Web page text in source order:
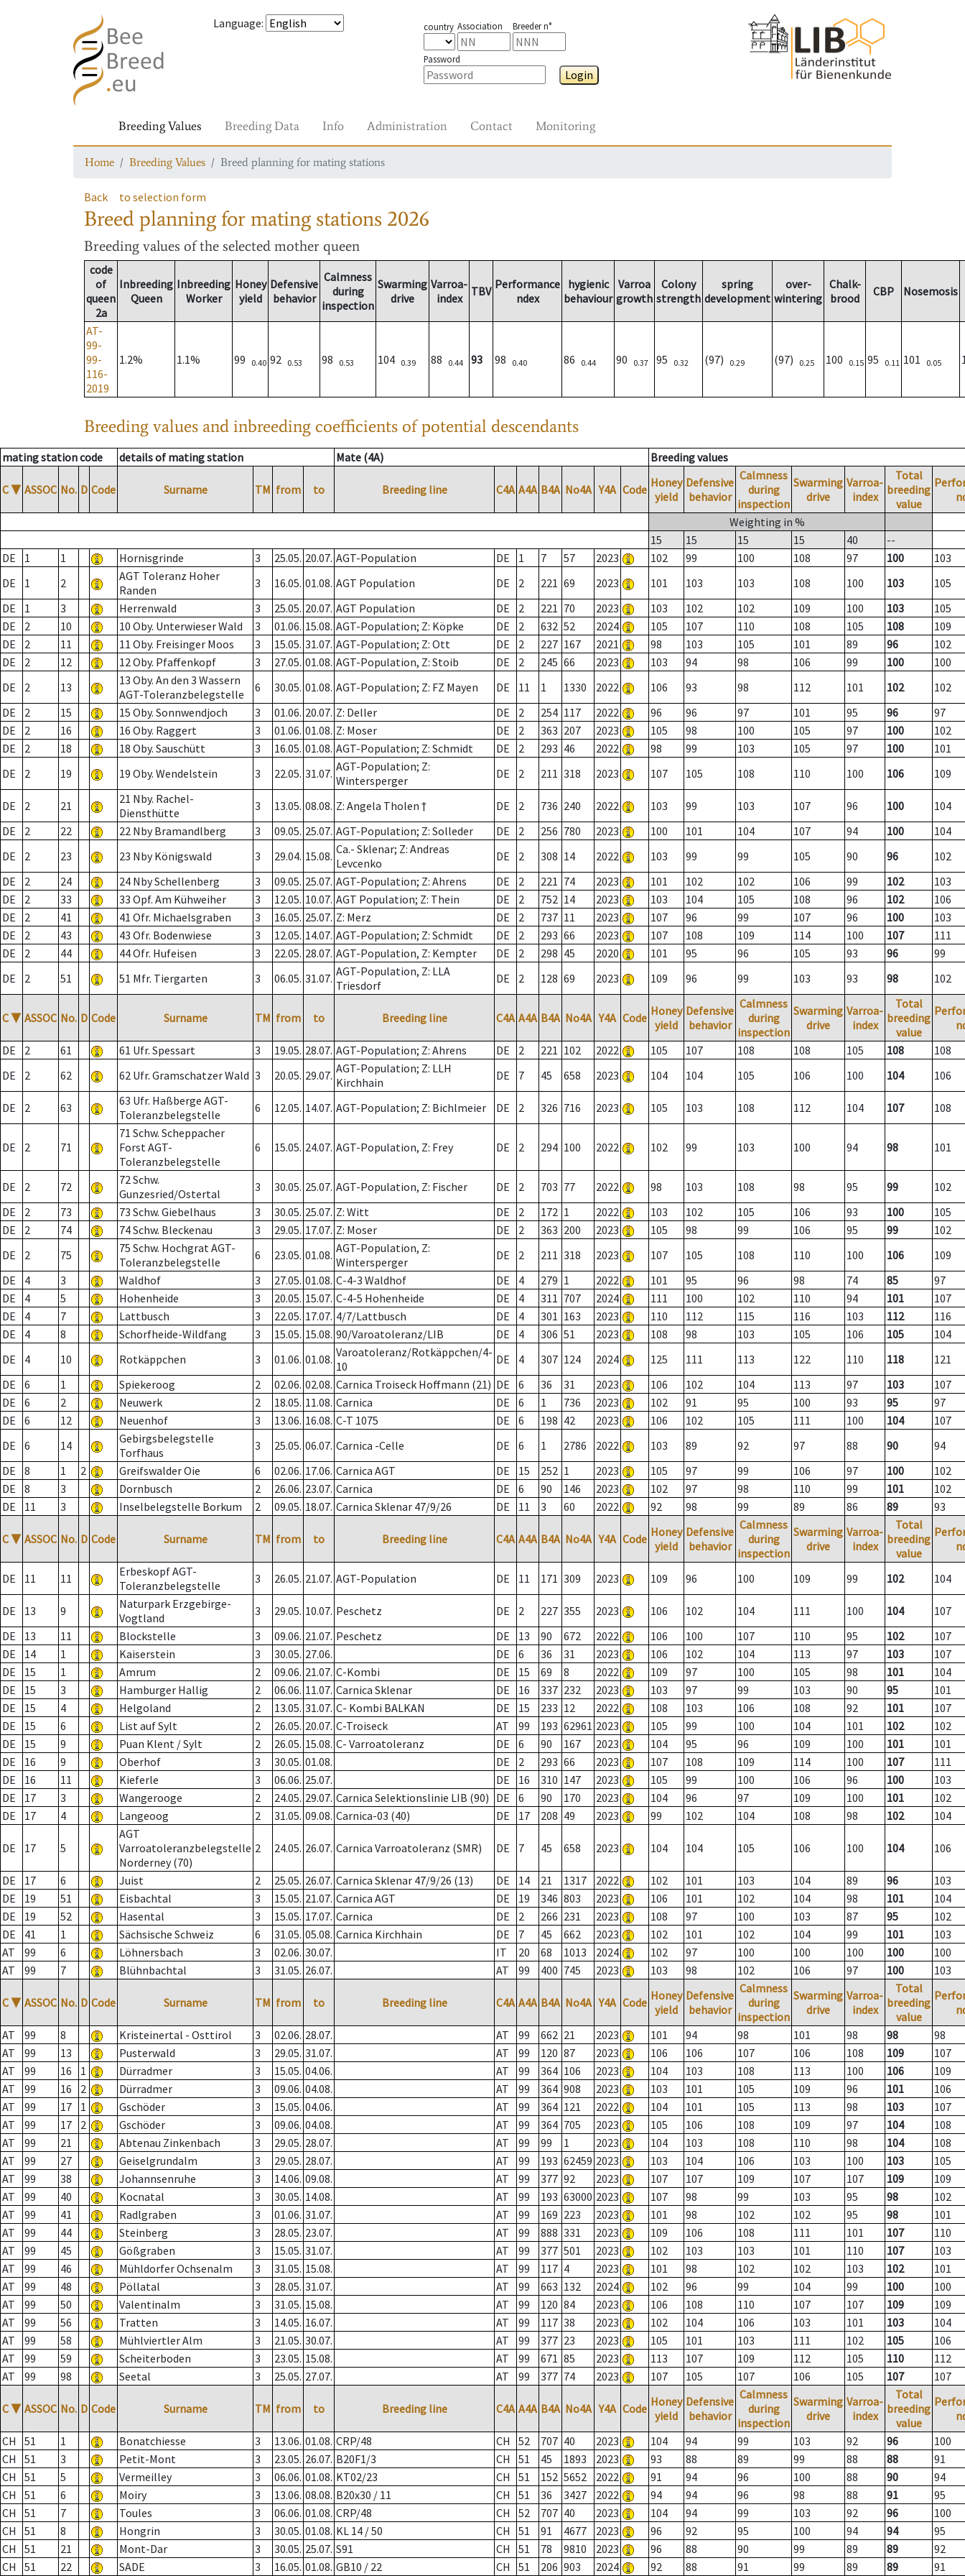
Language: country Association Breeder n°
Password
Login
Breeding Values Breeding Data Info Administration Contact Monitoring
Home Breeding Values Breed planning for mating stations
Back to selection form
Breed planning for mating stations 2026
Breeding values of the selected mother queen
code
of
queen
2a
Inbreeding
Queen
Inbreeding
Worker
Honey
yield
Defensive
behavior
Calmness
during
inspection
Swarming
drive
Varroa-
index
TBV Performance
ndex
hygienic
behaviour
Varroa
growth
Colony
strength
spring
development
over-
wintering
Chalk-
brood
CBP Nosemosis
AT-
99-
99-
116-
2019
1.2% 1.1% 99 0.40 92 0.53 98 0.53 104 0.39 88 0.44 93 98 0.40 86 0.44 90 0.37 95 0.32 (97) 0.29 (97) 0.25 100 0.15 95 0.11 101 0.05
Breeding values and inbreeding coefficients of potential descendants
mating station code details of mating station Mate (4A) Breeding values
C ▼ ASSOC No. D Code Surname TM from to Breeding line C4A A4A B4A No4A Y4A Code Honey
yield
Defensive
behavior
Calmness
during
inspection
Swarming
drive
Varroa-
index
Total
breeding
value
Weighting in %
15
15 15 15 40
--
DE
1 1 Hornisgrinde 3 25.05. 20.07. AGT-Population DE 1 7 57 2023 102 99 100 108 97 100
103
DE
1 2
AGT Toleranz Hoher
Randen
3 16.05. 01.08. AGT Population DE 2 221 69 2023 101 103 103 108 100 103
105
DE
1 3 Herrenwald 3 25.05. 20.07. AGT Population DE 2 221 70 2023 103 102 102 109 100 103
105
DE
2 10 10 Oby. Unterwieser Wald 3 01.06. 15.08. AGT-Population; Z: Köpke DE 2 632 52 2024 105 107 110 108 105 108
109
DE
2 11 11 Oby. Freisinger Moos 3 15.05. 31.07. AGT-Population; Z: Ott DE 2 227 167 2021 98 103 105 101 89 96
102
DE
2 12 12 Oby. Pfaffenkopf 3 27.05. 01.08. AGT-Population, Z: Stoib DE 2 245 66 2023 103 94 98 106 99 100
100
DE
2 13
13 Oby. An den 3 Wassern
AGT-Toleranzbelegstelle
6 30.05. 01.08. AGT-Population; Z: FZ Mayen DE 11 1 1330 2022 106 93 98 112 101 102
102
DE
2 15 15 Oby. Sonnwendjoch 3 01.06. 20.07. Z: Deller DE 2 254 117 2022 96 96 97 101 95 96
97
DE
2 16 16 Oby. Raggert 3 01.06. 01.08. Z: Moser DE 2 363 207 2023 105 98 100 105 97 100
102
DE
2 18 18 Oby. Sauschütt 3 16.05. 01.08. AGT-Population; Z: Schmidt DE 2 293 46 2022 98 99 103 105 97 100
101
DE
2 19 19 Oby. Wendelstein 3 22.05. 31.07. AGT-Population; Z:
Wintersperger
DE 2 211 318 2023 107 105 108 110 100 106 109
DE 2 21
21 Nby. Rachel-
Diensthütte
3 13.05. 08.08. Z: Angela Tholen † DE 2 736 240 2022 103 99 103 107 96 100
104
DE
2 22 22 Nby Bramandlberg 3 09.05. 25.07. AGT-Population; Z: Solleder DE 2 256 780 2023 100 101 104 107 94 100
104
DE
2 23 23 Nby Königswald 3 29.04. 15.08. Ca.- Sklenar; Z: Andreas
Levcenko
DE 2 308 14 2022 103 99 99 105 90 96
102
DE
2 24 24 Nby Schellenberg 3 09.05. 25.07. AGT-Population; Z: Ahrens DE 2 221 74 2023 101 102 102 106 99 102
103
DE
2 33 33 Opf. Am Kühweiher 3 12.05. 10.07. AGT Population; Z: Thein DE 2 752 14 2023 103 104 105 108 96 102
106
DE
2 41 41 Ofr. Michaelsgraben 3 16.05. 25.07. Z: Merz DE 2 737 11 2023 107 96 99 107 96 100
103
DE
2 43 43 Ofr. Bodenwiese 3 12.05. 14.07. AGT-Population; Z: Schmidt DE 2 293 66 2023 107 108 109 114 100 107
111
DE
2 44 44 Ofr. Hufeisen 3 22.05. 28.07. AGT-Population, Z: Kempter DE 2 298 45 2020 101 95 96 105 93 96
99
DE
2 51 51 Mfr. Tiergarten 3 06.05. 31.07. AGT-Population, Z: LLA
Triesdorf
DE 2 128 69 2023 109 96 99 103 93 98 102
C ▼ ASSOC No. D Code Surname TM from to Breeding line C4A A4A B4A No4A Y4A Code Honey
yield
Defensive
behavior
Calmness
during
inspection
Swarming
drive
Varroa-
index
Total
breeding
value
DE
2 61 61 Ufr. Spessart 3 19.05. 28.07. AGT-Population; Z: Ahrens DE 2 221 102 2022 105 107 108 108 105 108
108
DE
2 62 62 Ufr. Gramschatzer Wald 3 20.05. 29.07. AGT-Population; Z: LLH
Kirchhain
DE 7 45 658 2023 104 104 105 106 100 104 106
DE 2 63
63 Ufr. Haßberge AGT-
Toleranzbelegstelle
6 12.05. 14.07. AGT-Population; Z: Bichlmeier DE 2 326 716 2023 105 103 108 112 104 107 108
DE 2 71
71 Schw. Scheppacher
Forst AGT-
Toleranzbelegstelle
6 15.05. 24.07. AGT-Population, Z: Frey DE 2 294 100 2022 102 99 103 100 94 98 101
DE 2 72
72 Schw.
Gunzesried/Ostertal
3 30.05. 25.07. AGT-Population, Z: Fischer DE 2 703 77 2022 98 103 108 98 95 99
102
DE
2 73 73 Schw. Giebelhaus 3 30.05. 25.07. Z: Witt DE 2 172 1 2022 103 102 105 106 93 100
105
DE
2 74 74 Schw. Bleckenau 3 29.05. 17.07. Z: Moser DE 2 363 200 2023 105 98 99 106 95 99
102
DE
2 75
75 Schw. Hochgrat AGT-
Toleranzbelegstelle
6 23.05. 01.08. AGT-Population, Z:
Wintersperger
DE 2 211 318 2023 107 105 108 110 100 106
109
DE
4 3 Waldhof 3 27.05. 01.08. C-4-3 Waldhof DE 4 279 1 2022 101 95 96 98 74 85
97
DE
4 5 Hohenheide 3 20.05. 15.07. C-4-5 Hohenheide DE 4 311 707 2024 111 100 102 110 94 101
107
DE
4 7 Lattbusch 3 22.05. 17.07. 4/7/Lattbusch DE 4 301 163 2023 110 112 115 116 103 112
116
DE
4 8 Schorfheide-Wildfang 3 15.05. 15.08. 90/Varoatoleranz/LIB DE 4 306 51 2023 108 98 103 105 106 105
104
DE
4 10 Rotkäppchen 3 01.06. 01.08. Varoatoleranz/Rotkäppchen/4-
10
DE 4 307 124 2024 125 111 113 122 110 118
121
DE
6 1 Spiekeroog 2 02.06. 02.08. Carnica Troiseck Hoffmann (21) DE 6 36 31 2023 106 102 104 113 97 103
107
DE
6 2 Neuwerk 2 18.05. 11.08. Carnica DE 6 1 736 2023 102 91 95 100 93 95
97
DE
6 12 Neuenhof 3 13.06. 16.08. C-T 1075 DE 6 198 42 2023 106 102 105 111 100 104
107
DE
6 14
Gebirgsbelegstelle
Torfhaus
3 25.05. 06.07. Carnica -Celle DE 6 1 2786 2022 103 89 92 97 88 90
94
DE
8 1 2 Greifswalder Oie 6 02.06. 17.06. Carnica AGT DE 15 252 1 2023 105 97 99 106 97 100
102
DE
8 3 Dornbusch 2 26.06. 23.07. Carnica DE 6 90 146 2023 102 97 98 110 99 101
102
DE
11 3 Inselbelegstelle Borkum 2 09.05. 18.07. Carnica Sklenar 47/9/26 DE 11 3 60 2022 92 98 99 89 86 89 93
C ▼ ASSOC No. D Code Surname TM from to Breeding line C4A A4A B4A No4A Y4A Code Honey
yield
Defensive
behavior
Calmness
during
inspection
Swarming
drive
Varroa-
index
Total
breeding
value
DE 11 11
Erbeskopf AGT-
Toleranzbelegstelle
3 26.05. 21.07. AGT-Population DE 11 171 309 2023 109 96 100 109 99 102 104
DE 13 9
Naturpark Erzgebirge-
Vogtland
3 29.05. 10.07. Peschetz DE 2 227 355 2023 106 102 104 111 100 104
107
DE
13 11 Blockstelle 3 09.06. 21.07. Peschetz DE 13 90 672 2022 106 100 107 110 95 102
107
DE
14 1 Kaiserstein 3 30.05. 27.06. DE 6 36 31 2023 106 102 104 113 97 103
107
DE
15 1 Amrum 2 09.06. 21.07. C-Kombi DE 15 69 8 2022 109 97 100 105 98 101
104
DE
15 3 Hamburger Hallig 2 06.06. 11.07. Carnica Sklenar DE 16 337 232 2023 103 97 99 103 90 95
101
DE
15 4 Helgoland 2 13.05. 31.07. C- Kombi BALKAN DE 15 233 12 2022 108 103 106 108 92 101
107
DE
15 6 List auf Sylt 2 26.05. 20.07. C-Troiseck AT 99 193 62961 2023 105 99 100 104 101 102
102
DE
15 9 Puan Klent / Sylt 2 26.05. 15.08. C- Varroatoleranz DE 6 90 167 2023 104 95 96 109 100 101
101
DE
16 9 Oberhof 3 30.05. 01.08. DE 2 293 66 2023 107 108 109 114 100 107
111
DE
16 11 Kieferle 3 06.06. 25.07. DE 16 310 147 2023 105 99 100 106 96 100
103
DE
17 3 Wangerooge 2 24.05. 29.07. Carnica Selektionslinie LIB (90) DE 6 90 170 2023 104 96 97 109 100 101
102
DE
17 4 Langeoog 2 31.05. 09.08. Carnica-03 (40) DE 17 208 49 2023 99 102 104 108 98 102 104
DE 17 5
AGT
Varroatoleranzbelegstelle
Norderney (70)
2 24.05. 26.07. Carnica Varroatoleranz (SMR) DE 7 45 658 2023 104 104 105 106 100 104 106
DE 17 6 Juist 2 25.05. 26.07. Carnica Sklenar 47/9/26 (13) DE 14 21 1317 2022 102 101 103 104 89 96
103
DE
19 51 Eisbachtal 3 15.05. 21.07. Carnica AGT DE 19 346 803 2023 106 101 102 104 98 101
104
DE
19 52 Hasental 3 15.05. 17.07. Carnica DE 2 266 231 2023 108 97 100 103 87 95
102
DE
41 1 Sächsische Schweiz 6 31.05. 05.08. Carnica Kirchhain DE 7 45 662 2023 102 101 102 104 99 101
103
AT
99 6 Löhnersbach 3 02.06. 30.07. IT 20 68 1013 2024 102 97 100 100 100 100
100
AT
99 7 Blühnbachtal 3 31.05. 26.07. AT 99 400 745 2023 103 98 102 106 97 100 103
C ▼ ASSOC No. D Code Surname TM from to Breeding line C4A A4A B4A No4A Y4A Code Honey
yield
Defensive
behavior
Calmness
during
inspection
Swarming
drive
Varroa-
index
Total
breeding
value
AT
99 8 Kristeinertal - Osttirol 3 02.06. 28.07. AT 99 662 21 2023 101 94 98 101 98 98
98
AT
99 13 Pusterwald 3 29.05. 31.07. AT 99 120 87 2023 106 106 107 106 108 109
107
AT
99 16 1 Dürradmer 3 15.05. 04.06. AT 99 364 106 2023 104 103 108 113 100 106
109
AT
99 16 2 Dürradmer 3 09.06. 04.08. AT 99 364 908 2023 103 101 105 109 96 101
106
AT
99 17 1 Gschöder 3 15.05. 04.06. AT 99 364 121 2022 104 101 105 113 98 103
107
AT
99 17 2 Gschöder 3 09.06. 04.08. AT 99 364 705 2023 105 106 108 109 97 104
108
AT
99 21 Abtenau Zinkenbach 3 29.05. 28.07. AT 99 99 1 2023 104 103 108 110 98 104
108
AT
99 27 Geiselgrundalm 3 29.05. 28.07. AT 99 193 62459 2023 103 104 106 103 100 103
105
AT
99 38 Johannsenruhe 3 14.06. 09.08. AT 99 377 92 2023 107 107 109 107 107 109
109
AT
99 40 Kocnatal 3 30.05. 14.08. AT 99 193 63000 2023 107 98 99 103 95 98
102
AT
99 41 Radlgraben 3 01.06. 31.07. AT 99 169 223 2023 101 98 102 102 95 98
101
AT
99 44 Steinberg 3 28.05. 23.07. AT 99 888 331 2023 109 106 108 111 101 107
110
AT
99 45 Gößgraben 3 15.05. 31.07. AT 99 377 501 2023 102 103 103 101 110 107
103
AT
99 46 Mühldorfer Ochsenalm 3 31.05. 15.08. AT 99 117 4 2023 101 98 102 102 103 102
101
AT
99 48 Pöllatal 3 28.05. 31.07. AT 99 663 132 2024 102 96 99 104 99 100
100
AT
99 50 Valentinalm 3 31.05. 15.08. AT 99 120 84 2023 106 108 110 107 107 109
109
AT
99 56 Tratten 3 14.05. 16.07. AT 99 117 38 2023 102 104 106 103 101 103
104
AT
99 58 Mühlviertler Alm 3 21.05. 30.07. AT 99 377 23 2023 105 101 103 111 102 105
106
AT
99 59 Scheiterboden 3 23.05. 15.08. AT 99 671 85 2023 113 107 109 112 105 110
112
AT
99 98 Seetal 3 25.05. 27.07. AT 99 377 74 2023 107 105 107 106 105 107 107
C ▼ ASSOC No. D Code Surname TM from to Breeding line C4A A4A B4A No4A Y4A Code Honey
yield
Defensive
behavior
Calmness
during
inspection
Swarming
drive
Varroa-
index
Total
breeding
value
CH
51 1 Bonatchiesse 3 13.06. 01.08. CRP/48 CH 52 707 40 2023 104 94 99 103 92 96
100
CH
51 3 Petit-Mont 3 23.05. 26.07. B20F1/3 CH 51 45 1893 2023 93 88 89 99 88 88
91
CH
51 5 Vermeilley 3 06.06. 01.08. KT02/23 CH 51 152 5652 2022 91 94 96 100 88 90
94
CH
51 6 Moiry 3 13.06. 08.08. B20x30 / 11 CH 51 36 3427 2022 94 94 96 98 88 91
95
CH
51 7 Toules 3 06.06. 01.08. CRP/48 CH 52 707 40 2023 104 94 99 103 92 96
100
CH
51 8 Hongrin 3 30.05. 01.08. KL 14 / 50 CH 51 91 4677 2023 96 92 95 100 94 94
95
CH
51 21 Mont-Dar 3 30.05. 25.07. S91 CH 51 78 9810 2023 96 88 90 99 89 89
92
CH
51 22 SADE 3 16.05. 01.08. GB10 / 22 CH 51 206 903 2024 92 88 91 99 89 89 91